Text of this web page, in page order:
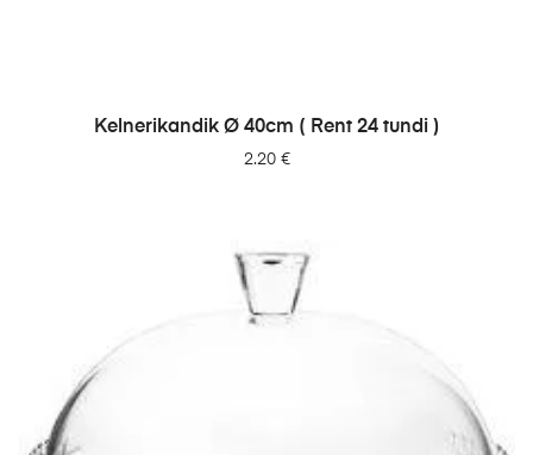
LISA PÄRINGUSSE
Kelnerikandik Ø 40cm ( Rent 24 tundi )
2.20 €